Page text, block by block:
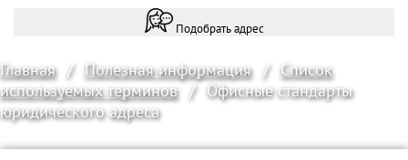
Подобрать адрес
Главная / Полезная информация / Список
используемых терминов / Офисные стандарты
юридического адреса